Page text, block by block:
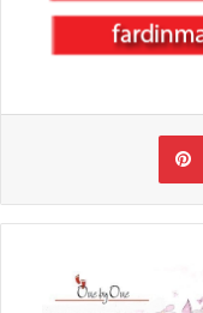
‫پین‌ترست